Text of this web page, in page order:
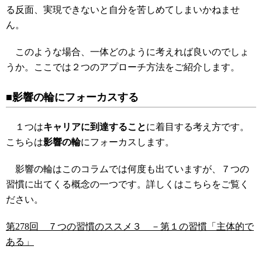
る反面、実現できないと自分を苦しめてしまいかねませ
ん。
このような場合、一体どのように考えれば良いのでしょ
うか。ここでは２つのアプローチ方法をご紹介します。
■影響の輪にフォーカスする
１つはキャリアに到達することに着目する考え方です。
こちらは影響の輪にフォーカスします。
影響の輪はこのコラムでは何度も出ていますが、７つの
習慣に出てくる概念の一つです。詳しくはこちらをご覧く
ださい。
第278回 ７つの習慣のススメ３ －第１の習慣「主体的で
ある」